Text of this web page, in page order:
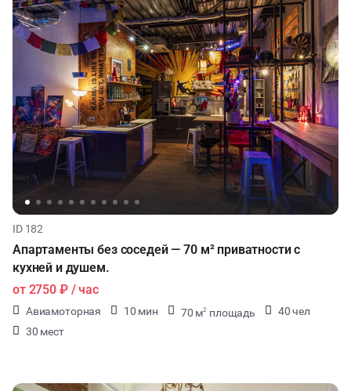
ID 182
Апартаменты без соседей — 70 м² приватности с
кухней и душем.
от 2750 ₽/ час
Авиамоторная 10 мин 70 м2 площадь
40 чел
30 мест